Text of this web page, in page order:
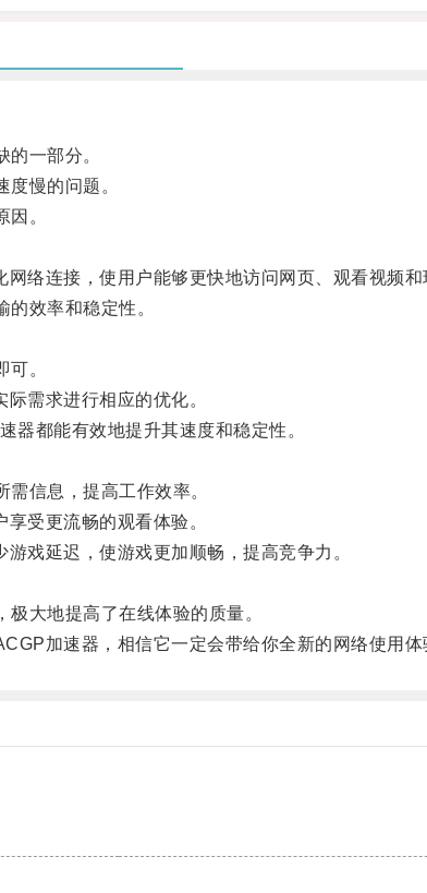
一部分。
慢的问题。
。
连接，使用户能够更快地访问网页、观看视频和
效率和稳定性。
。
需求进行相应的优化。
都能有效地提升其速度和稳定性。
信息，提高工作效率。
受更流畅的观看体验。
戏延迟，使游戏更加顺畅，提高竞争力。
大地提高了在线体验的质量。
加速器，相信它一定会带给你全新的网络使用体